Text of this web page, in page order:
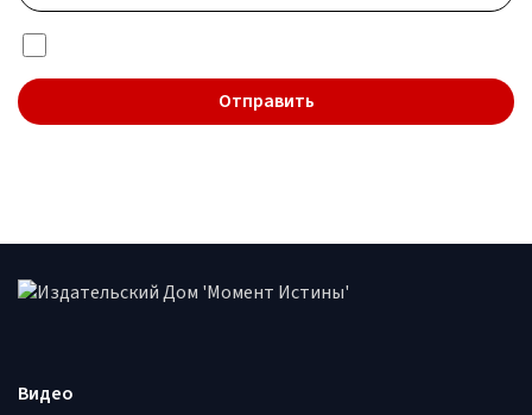
Видео